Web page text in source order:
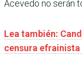
Acevedo no serán
Lea también:
censura